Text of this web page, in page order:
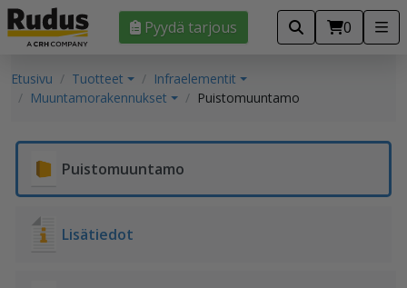
Pyydä tarjous 0
Etusivu Tuotteet
Infraelementit
Muuntamorakennukset
Puistomuuntamo
Puistomuuntamo
Lisätiedot